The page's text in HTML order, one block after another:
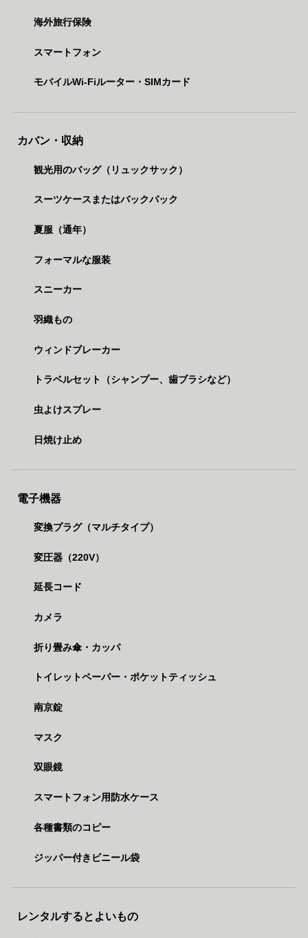
海外旅行保険
スマートフォン
モバイルWi-Fiルーター・SIMカード
カバン・収納
観光用のバッグ（リュックサック）
スーツケースまたはバックパック
夏服（通年）
フォーマルな服装
スニーカー
羽織もの
ウィンドブレーカー
トラベルセット（シャンプー、歯ブラシなど）
虫よけスプレー
日焼け止め
電子機器
変換プラグ（マルチタイプ）
変圧器（220V）
延長コード
カメラ
折り畳み傘・カッパ
トイレットペーパー・ポケットティッシュ
南京錠
マスク
双眼鏡
スマートフォン用防水ケース
各種書類のコピー
ジッパー付きビニール袋
レンタルするとよいもの